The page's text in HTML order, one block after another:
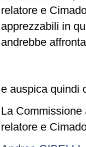
relatore e
apprezzabili in
andrebbe
e auspica quindi
La
relatore e